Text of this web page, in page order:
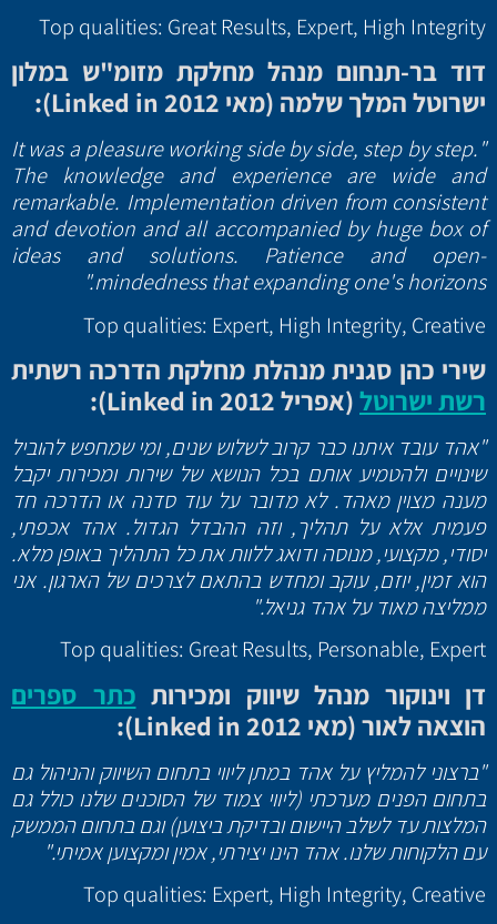
Top qualities: Great Results, Expert, High Integrity
דוד בר-תנחום מנהל מחלקת מזומ"ש במלון
ישרוטל המלך שלמה (מאי 2012
Linked in
):
"It was a pleasure working side by side, step by step.
The knowledge and experience are wide and
remarkable. Implementation driven from consistent
and devotion and all accompanied by huge box of
ideas and solutions. Patience and open-
mindedness that expanding one's horizons."
Top qualities: Expert, High Integrity, Creative
שירי כהן סגנית מנהלת מחלקת הדרכה רשתית
רשת ישרוטל(אפריל 2012 Linked in
):
"אהד עובד איתנו כבר קרוב לשלוש שנים, ומי שמחפש להוביל
שינויים ולהטמיע אותם בכל הנושא של שירות ומכירות יקבל
מענה מצוין מאהד. לא מדובר על עוד סדנה או הדרכה חד
פעמית אלא על תהליך, וזה ההבדל הגדול. אהד אכפתי,
יסודי, מקצועי, מנוסה ודואג ללוות את כל התהליך באופן מלא.
הוא זמין, יוזם, עוקב ומחדש בהתאם לצרכים של הארגון. אני
ממליצה מאוד על אהד גניאל."
Top qualities: Great Results, Personable, Expert
דן וינוקור מנהל שיווק ומכירות כתר ספרים
הוצאה לאור (מאי 2012
Linked in
):
"ברצוני להמליץ על אהד במתן ליווי בתחום השיווק והניהול גם
בתחום הפנים מערכתי (ליווי צמוד של הסוכנים שלנו כולל גם
המלצות עד לשלב היישום ובדיקת ביצוען) וגם בתחום הממשק
עם הלקוחות שלנו. אהד הינו יצירתי, אמין ומקצוען אמיתי."
Top qualities: Expert, High Integrity, Creative